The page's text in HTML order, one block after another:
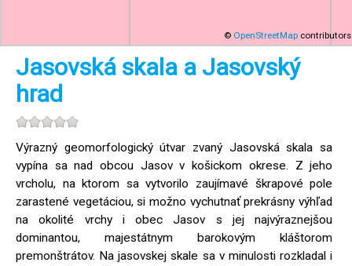
© OpenStreetMap contributors
Jasovská skala a Jasovský
hrad
Výrazný geomorfologický útvar zvaný Jasovská skala sa
vypína sa nad obcou Jasov v košickom okrese. Z jeho
vrcholu, na ktorom sa vytvorilo zaujímavé škrapové pole
zarastené vegetáciou, si možno vychutnať prekrásny výhľad
na okolité vrchy i obec Jasov s jej najvýraznejšou
dominantou, majestátnym barokovým kláštorom
premonštrátov. Na jasovskej skale sa v minulosti rozkladal i